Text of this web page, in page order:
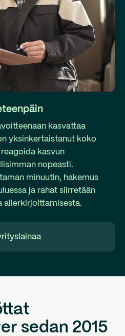
kasvattaa
yksinkertaistanut koko
kasvun
nopeasti.
minuutin, hakemus
ja rahat siirretään
allerkirjoittamisesta.
sedan 2015